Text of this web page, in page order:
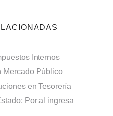
Internos
Mercado Público
en Tesorería
Portal ingresa